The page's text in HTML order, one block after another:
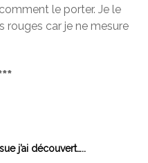
le porter. Je le
rouges car je ne mesure
j’ai découvert…..